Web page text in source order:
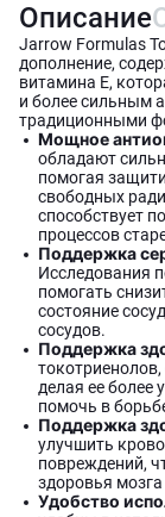
Описание
Jarrow Formulas
дополнение,
витамина Е,
и более сильным
традиционными
Мощное
обладают
помогая
свободных
способствует
процессов
Поддержка
Исследования
помогать
состояние
сосудов.
Поддержка
делая ее более
помочь в
Поддержка
улучшить
повреждений,
здоровья
Удобство